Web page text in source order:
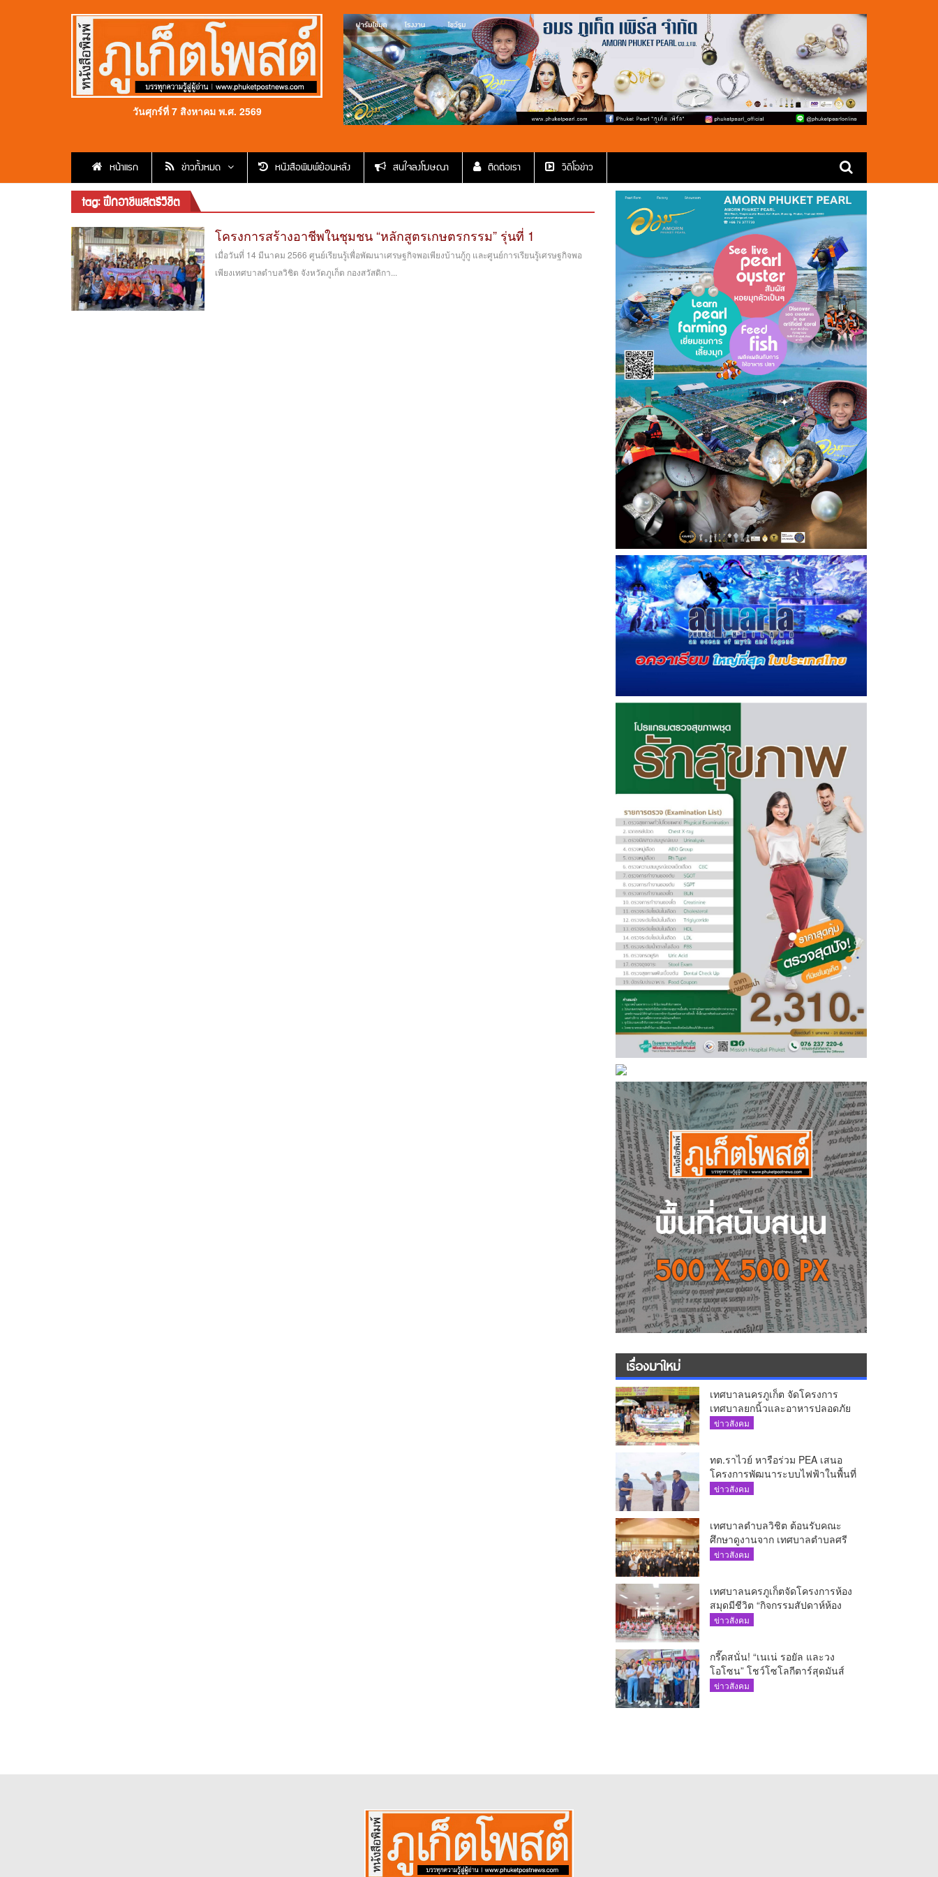
วันศุกร์ที่ 7 สิงหาคม พ.ศ. 2569
หน้าแรก ข่าวทั้งหมด หนังสือพิมพ์ย้อนหลัง สนใจลงโฆษณา ติดต่อเรา วีดีโอข่าว
tag: ฝึกอาชีพสตรีวิชิต
โครงการสร้างอาชีพในชุมชน “หลักสูตรเกษตรกรรม” รุ่นที่ 1
เมื่อวันที่ 14 มีนาคม 2566 ศูนย์เรียนรู้เพื่อพัฒนาเศรษฐกิจพอเพียงบ้านกู้กู และศูนย์การเรียนรู้เศรษฐกิจพอ
เพียงเทศบาลตำบลวิชิต จังหวัดภูเก็ต กองสวัสดิกา...
เรื่องมาใหม่
เทศบาลนครภูเก็ต จัดโครงการ
เทศบาลยกนิ้วและอาหารปลอดภัย
เพื่อสุขอนามัยผู้บริโภค
ข่าวสังคม
ทต.ราไวย์ หารือร่วม PEA เสนอ
โครงการพัฒนาระบบไฟฟ้าในพื้นที่
เกาะโหลน
ข่าวสังคม
เทศบาลตำบลวิชิต ต้อนรับคณะ
ศึกษาดูงานจาก เทศบาลตำบลศรี
สุนทร
ข่าวสังคม
เทศบาลนครภูเก็ตจัดโครงการห้อง
สมุดมีชีวิต “กิจกรรมสัปดาห์ห้อง
สมุด”
ข่าวสังคม
กรี๊ดสนั่น! “เนเน่ รอยัล และวง
โอโซน” โชว์โซโลกีตาร์สุดมันส์
นักเรียนสตรีภูเก็ตนั่งไม่ติด ทั้งเต้น-
ข่าวสังคม